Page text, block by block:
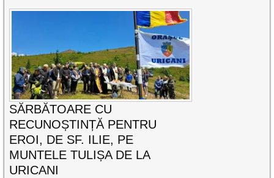
SĂRBĂTOARE CU
RECUNOȘTINȚĂ PENTRU
EROI, DE SF. ILIE, PE
MUNTELE TULIȘA DE LA
URICANI